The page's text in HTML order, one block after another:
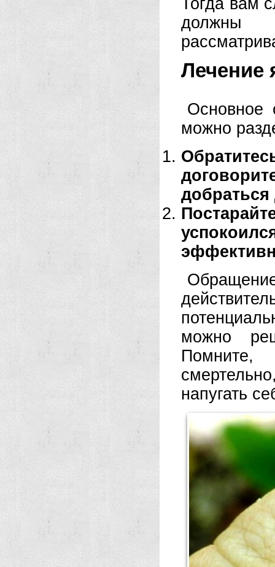
Тогда вам
должны
Лечение
Основное
можно
можно
напугать